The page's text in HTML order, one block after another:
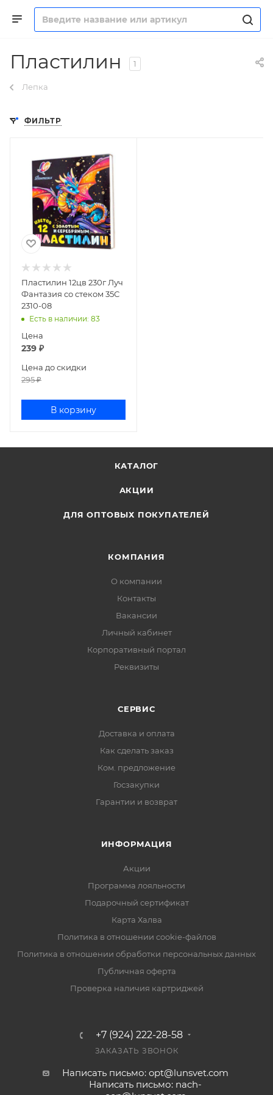
Пластилин 1
Лепка
ФИЛЬТР
Пластилин 12цв 230г Луч
Фантазия со стеком 35С
2310-08
Есть в наличии: 83
Цена
239 ₽
Цена до скидки
295₽
В корзину
КАТАЛОГ
АКЦИИ
ДЛЯ ОПТОВЫХ ПОКУПАТЕЛЕЙ
КОМПАНИЯ
О компании
Контакты
Вакансии
Личный кабинет
Корпоративный портал
Реквизиты
СЕРВИС
Доставка и оплата
Как сделать заказ
Ком. предложение
Госзакупки
Гарантии и возврат
ИНФОРМАЦИЯ
Акции
Программа лояльности
Подарочный сертификат
Карта Халва
Политика в отношении cookie-файлов
Политика в отношении обработки персональных данных
Публичная оферта
Проверка наличия картриджей
+7 (924) 222-28-58
ЗАКАЗАТЬ ЗВОНОК
Написать письмо: opt@lunsvet.com
Написать письмо: nach-